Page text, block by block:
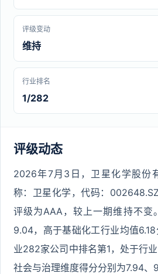
评级变动
维持
行业排名
1/282
评级动态
2026年7月3日，卫星化学股份
称：卫星化学，代码：
评级为AAA，较上一期维持不变
9.04，高于基础化工行业均值
业282家公司中排名第1，处于行业
社会与治理维度得分分别为7.94、